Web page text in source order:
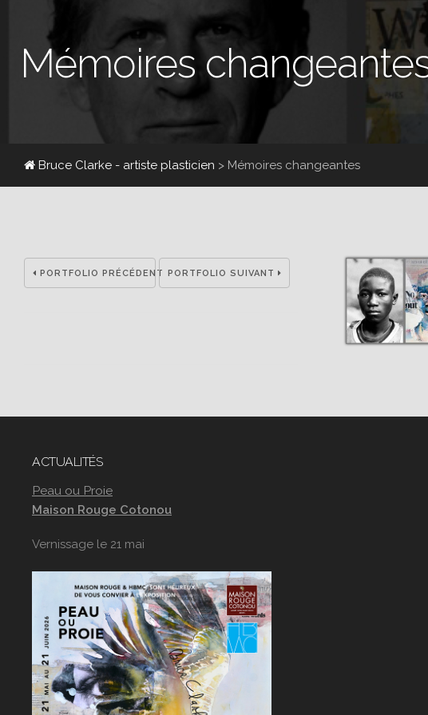
Mémoires
Bruce Clarke - artiste plasticien > Mémoires changeantes
PORTFOLIO PRÉCÉDENT PORTFOLIO SUIVANT
ACTUALITÉS
Peau ou Proie
Maison Rouge Cotonou
Vernissage le 21 mai